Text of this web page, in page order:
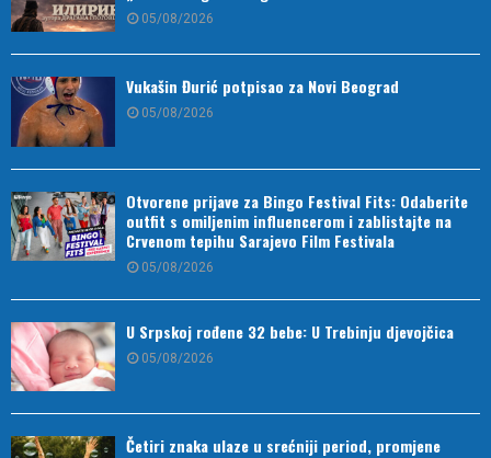
05/08/2026
Vukašin Đurić potpisao za Novi Beograd
05/08/2026
Otvorene prijave za Bingo Festival Fits: Odaberite
outfit s omiljenim influencerom i zablistajte na
Crvenom tepihu Sarajevo Film Festivala
05/08/2026
U Srpskoj rođene 32 bebe: U Trebinju djevojčica
05/08/2026
Četiri znaka ulaze u srećniji period, promjene